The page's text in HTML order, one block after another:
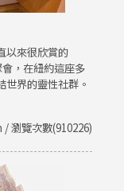
以來很欣賞的
，在紐約這座多
界的靈性社群。
瀏覽次數(910226)